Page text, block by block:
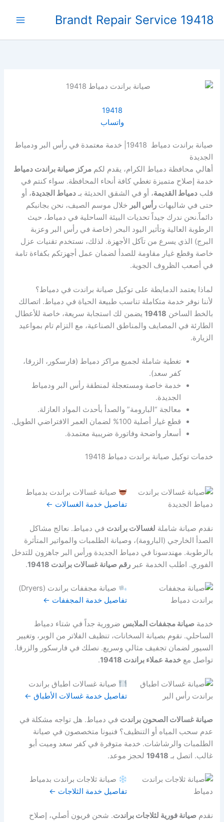
Brandt Repair Service 19418
19418
واتساب
صيانة براندت دمياط 19418| خدمة معتمدة في رأس البر ودمياط
الجديدة
أهالي محافظة دمياط الكرام، يقدم لكممركز صيانة براندت دمياط
خدمة إصلاح متميزة تغطي كافة أنحاء المحافظة. سواء كنتم في
قلبدمياط القديمة، أو في الشقق الحديثة بـدمياط الجديدة، أو
حتى في شاليهاترأس البر خلال موسم الصيف، نحن بجانبكم
دائماً.نحن ندرك جيداً تحديات البيئة الساحلية في دمياط، حيث
الرطوبة العالية وتأثير اليود البحر (خاصة في رأس البر وعزبة
البرج) الذي يسرع من تآكل الأجهزة. لذلك، نستخدم تقنيات عزل
خاصة وقطع غيار مقاومة للصدأ لضمان عمل أجهزتكم بكفاءة تامة
في أصعب الظروف الجوية.
لماذا يعتمد الدمايطة على توكيل صيانة براندت في دمياط؟
لأننا نوفر خدمة متكاملة تناسب طبيعة الحياة في دمياط. اتصالك
بالخط الساخن 19418 يضمن لك استجابة سريعة، خاصة للأعطال
الطارئة في المصايف والمناطق الصناعية، مع التزام تام بمواعيد
الزيارة.
تغطية شاملة لجميع مراكز دمياط (فارسكور، الزرقا،
كفر سعد).
خدمة خاصة ومستعجلة لمنطقة رأس البر ودمياط
الجديدة.
معالجة “البارومة” والصدأ بأحدث المواد العازلة.
قطع غيار أصلية 100% لضمان العمر الافتراضي الطويل.
أسعار واضحة وفاتورة ضريبية معتمدة.
خدمات توكيل صيانة براندت دمياط 19418
صيانة غسالات براندت بدمياط
تفاصيل خدمة الغسالات ←
نقدم صيانة شاملة لغسالات براندت في دمياط. نعالج مشاكل
الصدأ الخارجي (البارومة)، وصيانة الطلمبات والمواتير المتأثرة
بالرطوبة. مهندسونا في دمياط الجديدة ورأس البر جاهزون للتدخل
الفوري. اطلب الخدمة عبررقم صيانة غسالات براندت 19418 .
صيانة مجففات براندت (Dryers)
تفاصيل خدمة المجففات ←
خدمة صيانة مجففات الملابس ضرورية جداً في شتاء دمياط
الساحلي. نقوم بصيانة السخانات، تنظيف الفلاتر من الوبر، وتغيير
السيور لضمان تجفيف مثالي وسريع. نصلك في فارسكور والزرقا.
تواصل معخدمة عملاء براندت 19418 .
صيانة غسالات اطباق براندت
تفاصيل خدمة غسالات الأطباق ←
صيانة غسالات الصحون براندت في دمياط. هل تواجه مشكلة في
عدم سحب المياه أو التنظيف؟ فنيونا متخصصون في صيانة
الطلمبات والرشاشات. خدمة متوفرة في كفر سعد وميت أبو
غالب. اتصل بـ 19418 لحجز موعد.
صيانة ثلاجات براندت بدمياط
تفاصيل خدمة الثلاجات ←
نقدم صيانة فورية لثلاجات براندت. شحن فريون أصلي، إصلاح